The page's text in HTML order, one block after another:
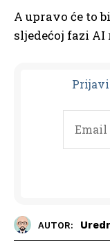
A upravo će to
sljedećoj fazi AI
AUTOR: